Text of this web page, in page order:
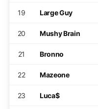
19 Large Guy
20 Mushy Brain
21 Bronno
22 Mazeone
23 Luca$